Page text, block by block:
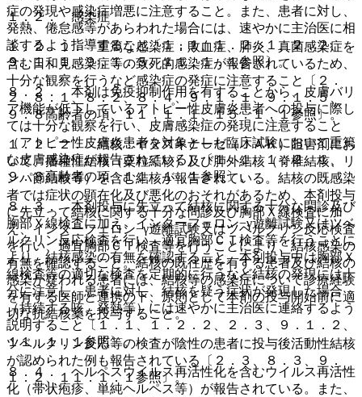
症の発現や感染症増悪に注意すること。また、患者に対し、
発熱、倦怠感等があらわれた場合には、速やかに主治医に相
談するよう指導すること〔１．１、１．２．１、２．２、
９．１．１、９．１．５、１１．１．１参照〕。
８．２． 本剤は免疫抑制作用を有することから、皮膚バリ
ア機能が低下しているアトピー性皮膚炎患者への投与に際し
ては十分な観察を行い、皮膚感染症の発現に注意すること
（アトピー性皮膚炎患者を対象とした臨床試験において重篤
な皮膚感染症が報告されている）〔１．１、１．２．１、
９．８高齢者の項、１１．１．１参照〕。
８．３． 本剤投与に先立って結核に関する十分な問診及び
胸部Ｘ線検査に加え、インターフェロン−γ遊離試験又はツベ
ルクリン反応検査を行い、適宜胸部ＣＴ検査等を行うことに
より、結核感染の有無を確認すること。本剤投与中は胸部Ｘ
線検査等の適切な検査を定期的に行うなど結核の発現には十
分に注意し、患者に対し、結核を疑う症状が発現した場合
（持続する咳、発熱等）には速やかに主治医に連絡するよう
説明すること〔１．１、１．２．２、２．３、９．１．２、
１１．１．１参照〕。
８．４． ヘルペスウイルス再活性化を含むウイルス再活性
化（帯状疱疹、単純ヘルペス等）が報告されている。また、
１．２． 感染症
１．２．１． 重篤な感染症：敗血症、肺炎、真菌感染症を
含む日和見感染症等の致死的感染症が報告されているため、
十分な観察を行うなど感染症の発症に注意すること〔２．
２、８．１、８．２、８．４、９．１．１、９．１．５、
９．８高齢者の項、１１．１．１、１５．１．１参照〕。
１．２．２． 結核：ヤヌスキナーゼ（ＪＡＫ）阻害剤にお
いて、播種性結核（粟粒結核）及び肺外結核（脊椎結核、リ
ンパ節結核等）を含む結核が報告されている。結核の既感染
者では症状の顕在化及び悪化のおそれがあるため、本剤投与
に先立って結核に関する十分な問診及び胸部Ｘ線検査に加
え、インターフェロン−γ遊離試験又はツベルクリン反応検査
を行い、適宜胸部ＣＴ検査等を行うことにより、結核感染の
有無を確認すること。結核の既往歴を有する患者及び結核の
感染が疑われる患者には、結核等の感染症について診療経験
を有する医師と連携の下、原則として本剤の投与開始前に適
切な抗結核薬を投与すること。
ツベルクリン反応等の検査が陰性の患者に投与後活動性結核
が認められた例も報告されている〔２．３、８．３、９．
１．２、１１．１．１参照〕。